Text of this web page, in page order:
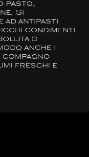
pasto,
Si
ad antipasti
condimenti
o
anche i
freschi e